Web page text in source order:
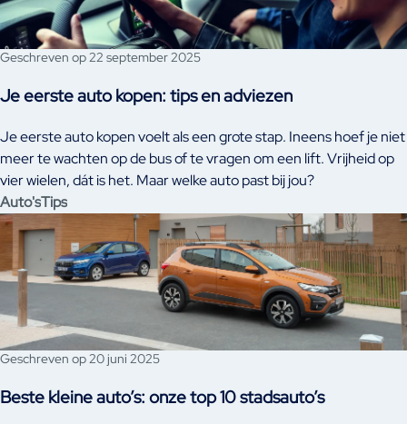
Geschreven op 22 september 2025
Je eerste auto kopen: tips en adviezen
Je eerste auto kopen voelt als een grote stap. Ineens hoef je niet
meer te wachten op de bus of te vragen om een lift. Vrijheid op
vier wielen, dát is het. Maar welke auto past bij jou?
Auto'sTips
Geschreven op 20 juni 2025
Beste kleine auto’s: onze top 10 stadsauto’s